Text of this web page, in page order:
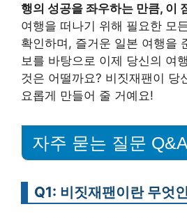
행의 성공을 좌우하는 만큼, 이
여행을 떠나기 위해 필요한 모
확인하며, 즐거운 일본 여행을
보를 바탕으로 이제 당신의 여
것은 어떨까요? 비짓재팬이 당
요롭게 만들어 줄 거예요!
자주 묻는 질문 Q&A
Q1: 비짓재팬이란 무엇